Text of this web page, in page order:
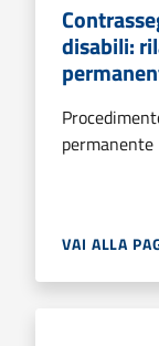
disabili:
permanente
VAI ALLA